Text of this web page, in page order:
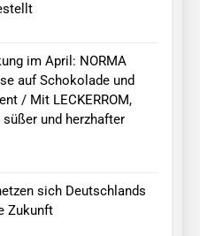
im April: NORMA
auf Schokolade und
/ Mit LECKERROM,
süßer und herzhafter
sich Deutschlands
Zukunft